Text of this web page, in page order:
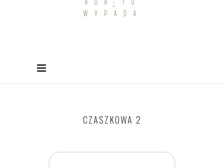
CZASZKOWA 2